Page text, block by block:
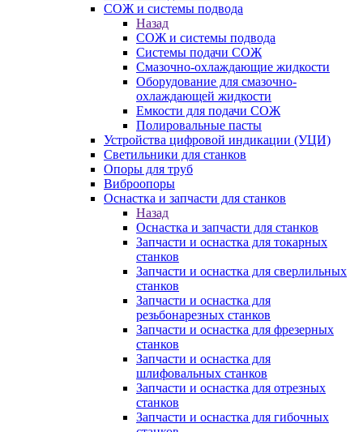
СОЖ и системы подвода
Назад
СОЖ и системы подвода
Системы подачи СОЖ
Смазочно-охлаждающие жидкости
Оборудование для смазочно-
охлаждающей жидкости
Емкости для подачи СОЖ
Полировальные пасты
Устройства цифровой индикации (УЦИ)
Светильники для станков
Опоры для труб
Виброопоры
Оснастка и запчасти для станков
Назад
Оснастка и запчасти для станков
Запчасти и оснастка для токарных
станков
Запчасти и оснастка для сверлильных
станков
Запчасти и оснастка для
резьбонарезных станков
Запчасти и оснастка для фрезерных
станков
Запчасти и оснастка для
шлифовальных станков
Запчасти и оснастка для отрезных
станков
Запчасти и оснастка для гибочных